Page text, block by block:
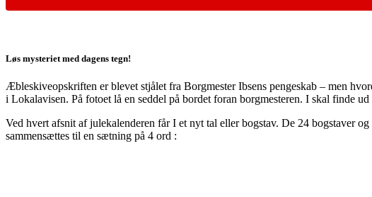
Løs mysteriet med dagens tegn!
Æbleskiveopskriften er blevet stjålet fra Borgmester Ibsens pengeskab – men
i Lokalavisen. På fotoet lå en seddel på bordet foran borgmesteren. I skal finde
Ved hvert afsnit af julekalenderen får I et nyt tal eller bogstav. De 24 bogstaver
sammensættes til en sætning på 4 ord :